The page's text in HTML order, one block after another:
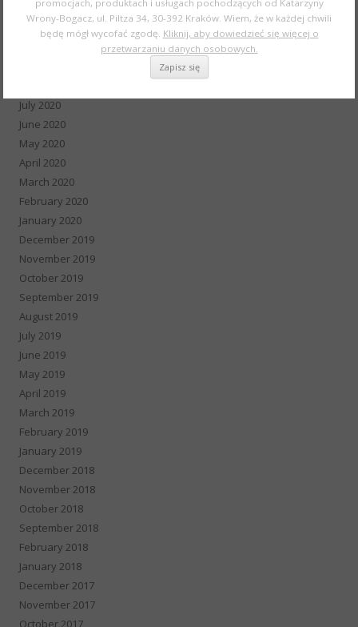
December 2020
November 2020
July 2020
June 2020
May 2020
April 2020
March 2020
February 2020
January 2020
December 2019
November 2019
October 2019
September 2019
August 2019
July 2019
June 2019
May 2019
April 2019
March 2019
February 2019
January 2019
December 2018
November 2018
October 2018
September 2018
February 2018
January 2018
December 2017
November 2017
promocjach, produktach i usługach pochodzących od Katarzyny
Wrony-Bogacz, ul. Piltza 34, 30-392 Kraków. Wiem, że w każdej chwili
będę mógł wycofać zgodę. Kliknij, aby dowiedzieć się więcej o
przetwarzaniu danych osobowych.